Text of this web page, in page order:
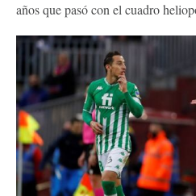
años que pasó con el cuadro